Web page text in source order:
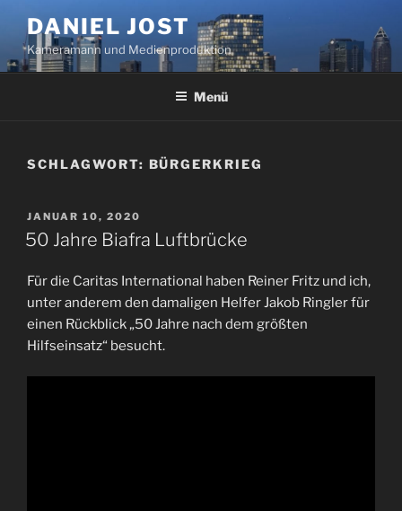
Inhalt
springen
DANIEL JOST
Kameramann und Medienproduktion
Menü
SCHLAGWORT: BÜRGERKRIEG
VERÖFFENTLICHT
AM
JANUAR 10, 2020
50 Jahre Biafra Luftbrücke
Für die Caritas International haben Reiner Fritz und ich,
unter anderem den damaligen Helfer Jakob Ringler für
einen Rückblick „50 Jahre nach dem größten
Hilfseinsatz“ besucht.